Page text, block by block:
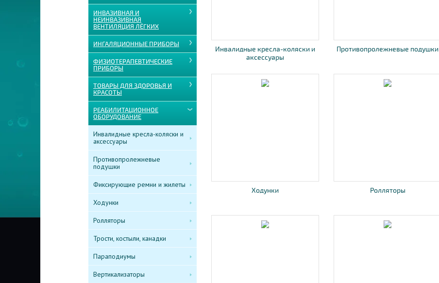
ИНВАЗИВНАЯ И
НЕИНВАЗИВНАЯ
ВЕНТИЛЯЦИЯ ЛЁГКИХ
ИНГАЛЯЦИОННЫЕ ПРИБОРЫ
ФИЗИОТЕРАПЕВТИЧЕСКИЕ
ПРИБОРЫ
ТОВАРЫ ДЛЯ ЗДОРОВЬЯ И
КРАСОТЫ
РЕАБИЛИТАЦИОННОЕ
ОБОРУДОВАНИЕ
Инвалидные кресла-коляски и
аксессуары
Противопролежневые
подушки
Фиксирующие ремни и жилеты
Ходунки
Ролляторы
Трости, костыли, канадки
Параподиумы
Вертикализаторы
Инвалидные кресла-коляски и
аксессуары
Противопролежневые подушки
Ходунки Ролляторы